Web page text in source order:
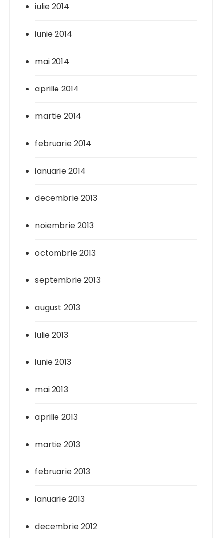
iulie 2014
iunie 2014
mai 2014
aprilie 2014
martie 2014
februarie 2014
ianuarie 2014
decembrie 2013
noiembrie 2013
octombrie 2013
septembrie 2013
august 2013
iulie 2013
iunie 2013
mai 2013
aprilie 2013
martie 2013
februarie 2013
ianuarie 2013
decembrie 2012